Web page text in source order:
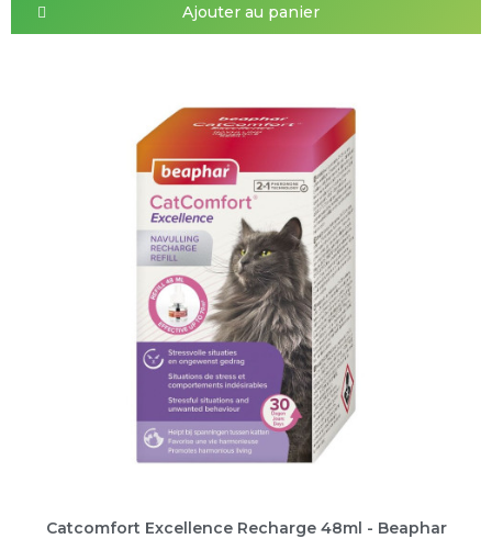
Ajouter au panier
Catcomfort Excellence Recharge 48ml - Beaphar